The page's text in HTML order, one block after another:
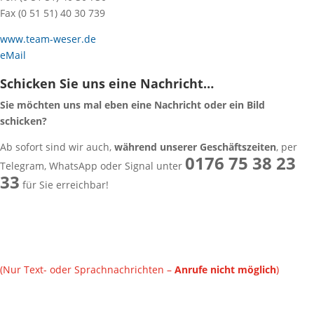
Fax (0 51 51) 40 30 739
www.team-weser.de
eMail
Schicken Sie uns eine Nachricht…
Sie möchten uns mal eben eine Nachricht oder ein Bild
schicken?
Ab sofort sind wir auch, während unserer Geschäftszeiten, per
Telegram, WhatsApp oder Signal unter 0176 75 38 23
33 für Sie erreichbar!
(Nur Text- oder Sprachnachrichten – Anrufe nicht möglich)